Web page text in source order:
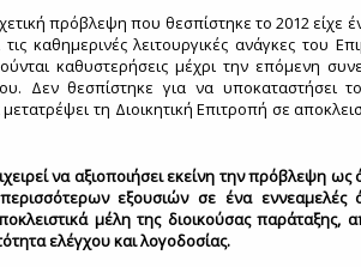
πρόβλεψη που θεσπίστηκε το 2012 είχε
καθημερινές λειτουργικές ανάγκες του
καθυστερήσεις μέχρι την επόμενη
Δεν θεσπίστηκε για να υποκαταστήσει το
τη Διοικητική Επιτροπή σε
να αξιοποιήσει εκείνη την πρόβλεψη ως
εξουσιών σε ένα εννεαμελές
μέλη της διοικούσας παράταξης,
ελέγχου και λογοδοσίας.